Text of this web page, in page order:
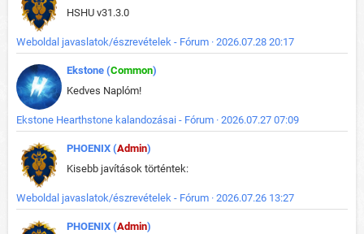
HSHU v31.3.0
Weboldal javaslatok/észrevételek - Fórum · 2026.07.28 20:17
Ekstone (Common)
Kedves Naplóm!
Ekstone Hearthstone kalandozásai - Fórum · 2026.07.27 07:09
PHOENIX (Admin)
Kisebb javítások történtek:
Weboldal javaslatok/észrevételek - Fórum · 2026.07.26 13:27
PHOENIX (Admin)